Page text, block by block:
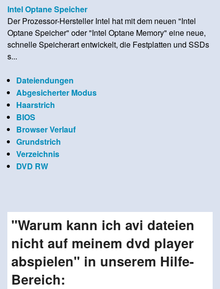
Intel Optane Speicher
Der Prozessor-Hersteller Intel hat mit dem neuen "Intel
Optane Speicher" oder "Intel Optane Memory" eine neue,
schnelle Speicherart entwickelt, die Festplatten und SSDs
s...
Dateiendungen
Abgesicherter Modus
Haarstrich
BIOS
Browser Verlauf
Grundstrich
Verzeichnis
DVD RW
"Warum kann ich avi dateien
nicht auf meinem dvd player
abspielen" in unserem Hilfe-
Bereich: